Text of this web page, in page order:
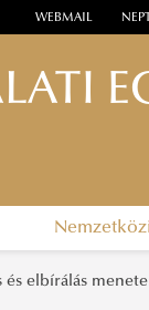
WEBMAIL
és elbírálás menete